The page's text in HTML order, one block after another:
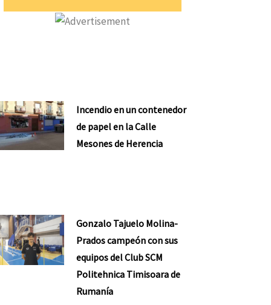
Incendio en un contenedor
de papel en la Calle
Mesones de Herencia
Gonzalo Tajuelo Molina-
Prados campeón con sus
equipos del Club SCM
Politehnica Timisoara de
Rumanía